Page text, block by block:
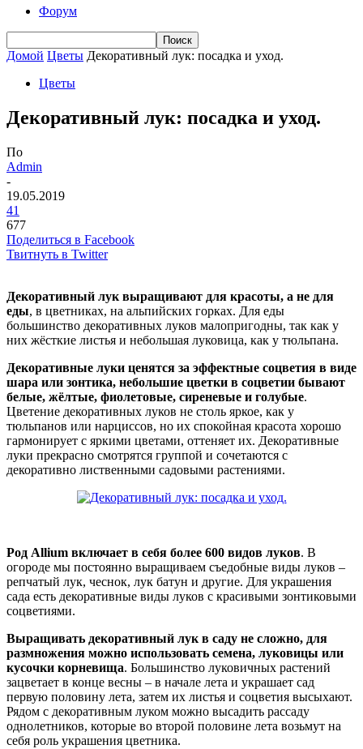
Форум
Домой Цветы Декоративный лук: посадка и уход.
Цветы
Декоративный лук: посадка и уход.
По
Admin
-
19.05.2019
41
677
Поделиться в Facebook
Твитнуть в Twitter
Декоративный лук выращивают для красоты, а не для
еды, в цветниках, на альпийских горках. Для еды
большинство декоративных луков малопригодны, так как у
них жёсткие листья и небольшая луковица, как у тюльпана.
Декоративные луки ценятся за эффектные соцветия в виде
шара или зонтика, небольшие цветки в соцветии бывают
белые, жёлтые, фиолетовые, сиреневые и голубые.
Цветение декоративных луков не столь яркое, как у
тюльпанов или нарциссов, но их спокойная красота хорошо
гармонирует с яркими цветами, оттеняет их. Декоративные
луки прекрасно смотрятся группой и сочетаются с
декоративно лиственными садовыми растениями.
Род Allium включает в себя более 600 видов луков. В
огороде мы постоянно выращиваем съедобные виды луков –
репчатый лук, чеснок, лук батун и другие. Для украшения
сада есть декоративные виды луков с красивыми зонтиковыми
соцветиями.
Выращивать декоративный лук в саду не сложно, для
размножения можно использовать семена, луковицы или
кусочки корневища. Большинство луковичных растений
зацветает в конце весны – в начале лета и украшает сад
первую половину лета, затем их листья и соцветия высыхают.
Рядом с декоративным луком можно высадить рассаду
однолетников, которые во второй половине лета возьмут на
себя роль украшения цветника.